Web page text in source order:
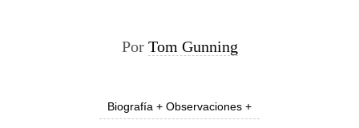
Por Tom Gunning
Biografía + Observaciones +